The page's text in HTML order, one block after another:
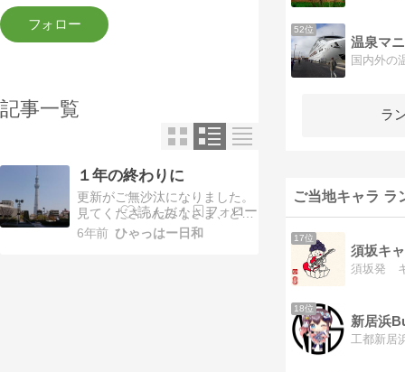
記事一覧
１年の終わりに
更新がご無沙汰になりました。
見てくださったみなさま、どん
な１年をお過ごしだったでしょ
6年前 ひゃっはー日和
52位
温泉マ
ラ
ご当地キャラ ラ
17位
須坂キ
18位